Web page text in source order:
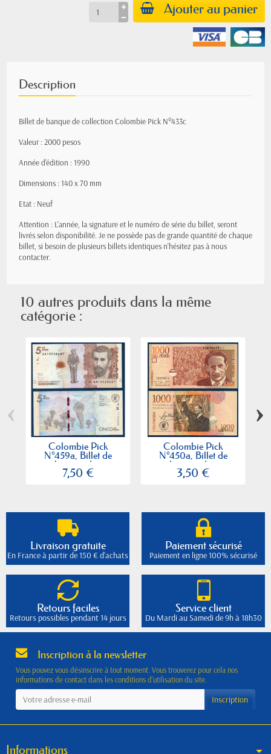
Ajouter au panier
Description
Billet de banque de collection Colombie Pick N°433c
Valeur : 2000 pesos
Année d'édition : 1990
Dimensions : 140 x 70 mm
Etat : Neuf
Attention : L'année, la signature et le numéro de série du billet, seront
livrés selon disponibilité. Je ne possède pas de grande quantité de chaque
billet, si besoin de plusieurs billets identiques n'hésitez pas à nous
contacter.
10 autres produits dans la même
catégorie :
Colombie Pick
N°459a, Billet de
banque de...
7,50 €
Colombie Pick
N°450a, Billet de
banque de...
3,50 €
‹ ›
Livraison gratuite
En France à partir de 150 € d'achats
Paiement sécurisé
Paiement en ligne 100% sécurisé
Retours faciles
Retours possibles pendant 14 jours
Service client
Du Mardi au Samedi de 9h à 18h30
Inscription à la newsletter
Vous pouvez vous désinscrire à tout moment. Vous trouverez pour cela nos
informations de contact dans les conditions d'utilisation du site.
Informations